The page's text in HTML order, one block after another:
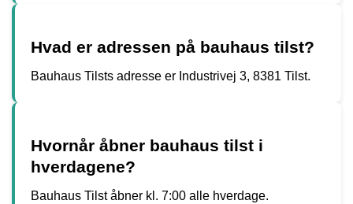
Hvad er adressen på bauhaus tilst?
Bauhaus Tilsts adresse er Industrivej 3, 8381 Tilst.
Hvornår åbner bauhaus tilst i
hverdagene?
Bauhaus Tilst åbner kl. 7:00 alle hverdage.